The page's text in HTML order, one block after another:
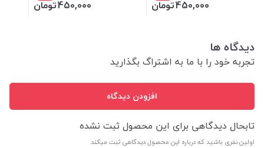
450,000تومان 450,000تومان
دیدگاه ها
تجربه خود را با ما به اشتراگ بگذارید
افزودن دیدگاه
تابحال دیدگاهی برای این محصول ثبت نشده
اولین نفری باشید که درباره این محصول دیدگاهی ثبت میکند